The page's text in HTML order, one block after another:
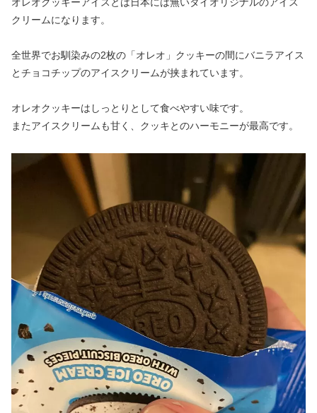
クリームになります。
全世界でお馴染みの2枚の「オレオ」クッキーの間にバニラアイス
とチョコチップのアイスクリームが挟まれています。
オレオクッキーはしっとりとして食べやすい味です。
またアイスクリームも甘く、クッキとのハーモニーが最高です。